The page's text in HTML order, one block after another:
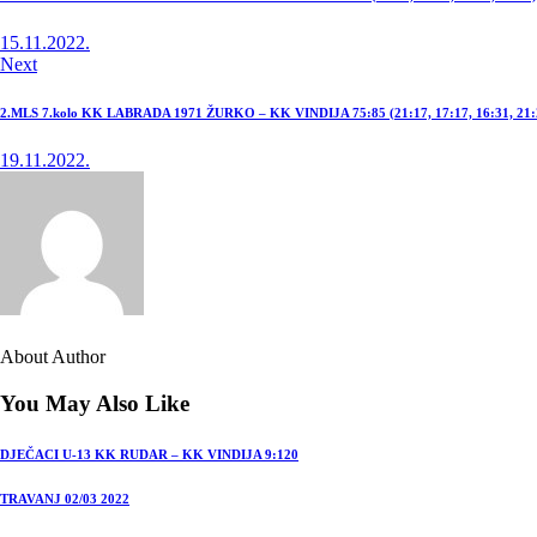
15.11.2022.
Next
2.MLS 7.kolo KK LABRADA 1971 ŽURKO – KK VINDIJA 75:85 (21:17, 17:17, 16:31,
19.11.2022.
About Author
You May Also Like
DJEČACI U-13 KK RUDAR – KK VINDIJA 9:120
TRAVANJ 02/03 2022